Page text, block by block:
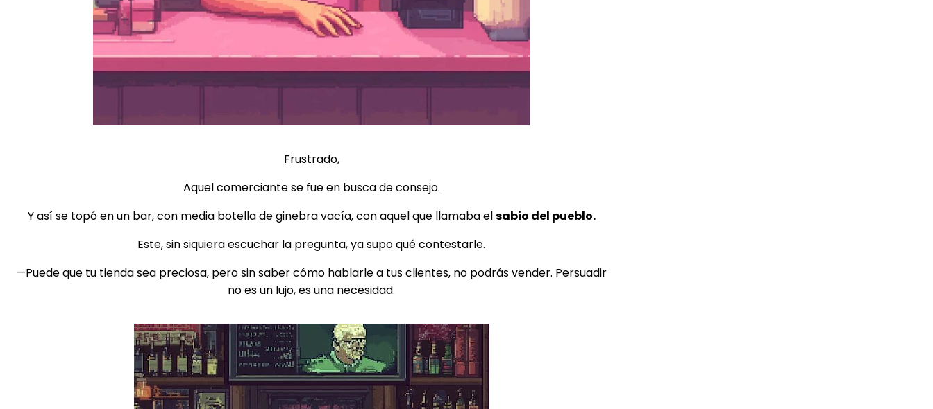
Frustrado,
Aquel comerciante se fue en busca de consejo.
Y así se topó en un bar, con media botella de ginebra vacía, con aquel que llamaba elsabio del pueblo.
Este, sin siquiera escuchar la pregunta, ya supo qué contestarle.
—Puede que tu tienda sea preciosa, pero sin saber cómo hablarle a tus clientes, no podrás vender. Persuadir
no es un lujo, es una necesidad.